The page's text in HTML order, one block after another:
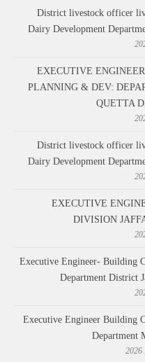
District livestock officer
Dairy Development
EXECUTIVE
PLANNING & DEV:
QUETTA
District livestock officer
Dairy Development
EXECUTIVE
DIVISION
Executive Engineer- Building
Department District
Executive Engineer Building
Department